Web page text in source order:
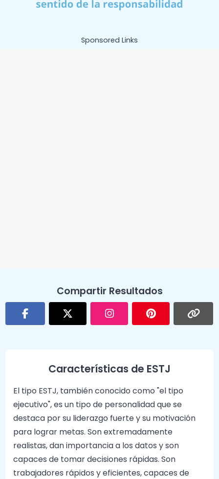
Sponsored Links
Compartir Resultados
Características de ESTJ
El tipo ESTJ, también conocido como "el tipo
ejecutivo", es un tipo de personalidad que se
destaca por su liderazgo fuerte y su motivación
para lograr metas. Son extremadamente
realistas, dan importancia a los datos y son
capaces de tomar decisiones rápidas. Son
trabajadores rápidos y eficientes, capaces de